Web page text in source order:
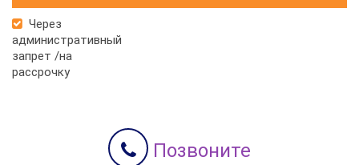
Через
административный
запрет /на
рассрочку
Позвоните